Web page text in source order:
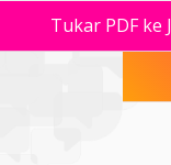
Tukar PDF ke